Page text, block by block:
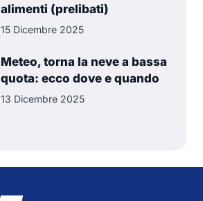
alimenti (prelibati)
15 Dicembre 2025
Meteo, torna la neve a bassa
quota: ecco dove e quando
13 Dicembre 2025